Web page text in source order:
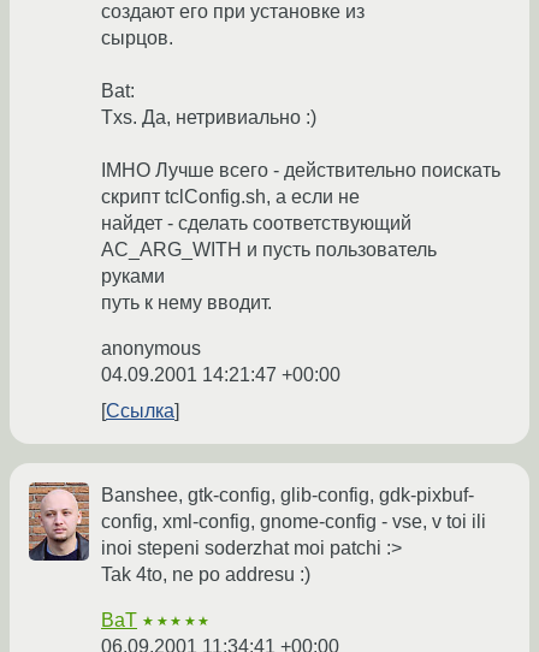
создают его при установке из
сырцов.
Bat:
Txs. Да, нетривиально :)
IMHO Лучше всего - действительно поискать
скрипт tclConfig.sh, а если не
найдет - сделать соответствующий
AC_ARG_WITH и пусть пользователь
руками
путь к нему вводит.
anonymous
04.09.2001 14:21:47 +00:00
Ссылка
Banshee, gtk-config, glib-config, gdk-pixbuf-
config, xml-config, gnome-config - vse, v toi ili
inoi stepeni soderzhat moi patchi :>
Tak 4to, ne po addresu :)
BaT ★★★★★
06.09.2001 11:34:41 +00:00